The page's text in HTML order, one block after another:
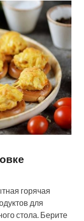
горячая
для
стола. Берите